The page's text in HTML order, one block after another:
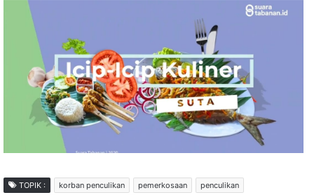
TOPIK : korban penculikan pemerkosaan
penculikan